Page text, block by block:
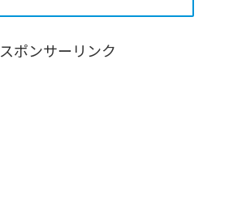
スポンサーリンク